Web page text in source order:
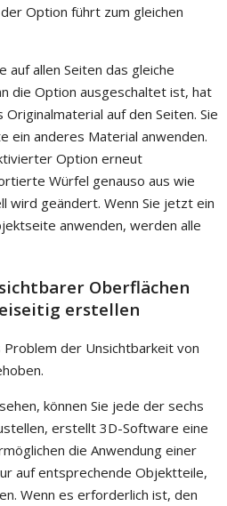
Option führt zum gleichen
auf allen Seiten das gleiche
die Option ausgeschaltet ist, hat
auf den Seiten. Sie
ein anderes Material anwenden.
Option erneut
Würfel genauso aus wie
wird geändert. Wenn Sie jetzt ein
anwenden, werden alle
Oberflächen
erstellen
der Unsichtbarkeit von
können Sie jede der sechs
erstellt 3D-Software eine
die Anwendung einer
auf entsprechende Objektteile,
Wenn es erforderlich ist, den